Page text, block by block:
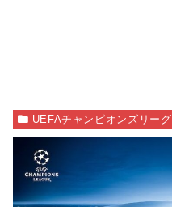
UEFAチャンピオンズリーグ